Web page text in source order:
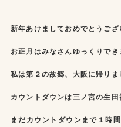
新年あけましておめでとうご
お正月はみなさんゆっくりでき
私は第２の故郷、大阪に帰り
カウントダウンは三ノ宮の生
まだカウントダウンまで１時